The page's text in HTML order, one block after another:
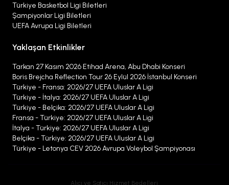
Türkiye Basketbol Ligi Biletleri
Şampiyonlar Ligi Biletleri
UEFA Avrupa Ligi Biletleri
Yaklaşan Etkinlikler
Tarkan 27 Kasım 2026 Etihad Arena, Abu Dhabi Konseri
Boris Brejcha Reflection Tour 26 Eylül 2026 İstanbul Konseri
Türkiye - Fransa: 2026/27 UEFA Uluslar A Ligi
Türkiye - İtalya: 2026/27 UEFA Uluslar A Ligi
Türkiye - Belçika: 2026/27 UEFA Uluslar A Ligi
Fransa - Türkiye: 2026/27 UEFA Uluslar A Ligi
İtalya - Türkiye: 2026/27 UEFA Uluslar A Ligi
Belçika - Türkiye: 2026/27 UEFA Uluslar A Ligi
Türkiye - Letonya CEV 2026 Avrupa Voleybol Şampiyonası
Alıcı ve Satıcı Hizmet Bedelleri